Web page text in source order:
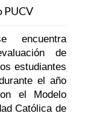
PUCV
encuentra
de
estudiantes
el año
el Modelo
Católica de